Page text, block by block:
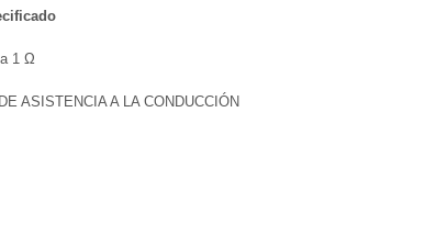
a 1 Ω
ASISTENCIA A LA CONDUCCIÓN